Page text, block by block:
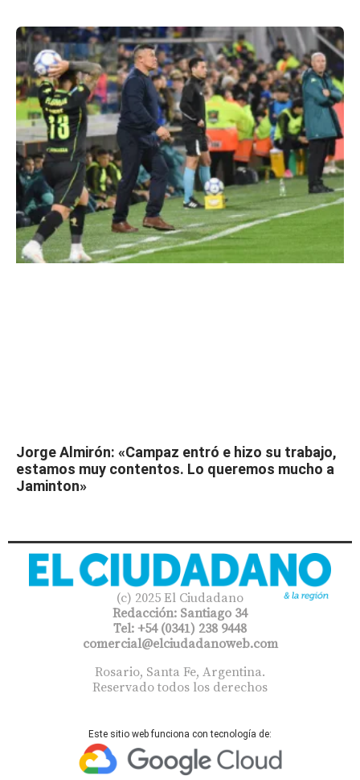
Jorge Almirón: «Campaz entró e hizo su trabajo,
estamos muy contentos. Lo queremos mucho a
Jaminton»
(c) 2025 El Ciudadano
Redacción: Santiago 34
Tel: +54 (0341) 238 9448
comercial@elciudadanoweb.com​
Rosario, Santa Fe, Argentina.
Reservado todos los derechos
Este sitio web funciona con tecnología de: